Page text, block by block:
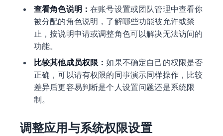
查看角色说明：在账号设置或团队管理中查看你
被分配的角色说明，了解哪些功能被允许或禁
止，按说明申请或调整角色可以解决无法访问的
功能。
比较其他成员权限：如果不确定自己的权限是否
正确，可以请有权限的同事演示同样操作，比较
差异后更容易判断是个人设置问题还是系统限
制。
调整应用与系统权限设置